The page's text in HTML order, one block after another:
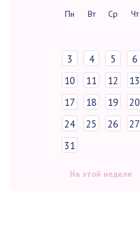
Пн Вт Ср Чт
3
4 5 6
10
11 12 13
17
18 19 20
24
25 26 27
31
На этой неделе